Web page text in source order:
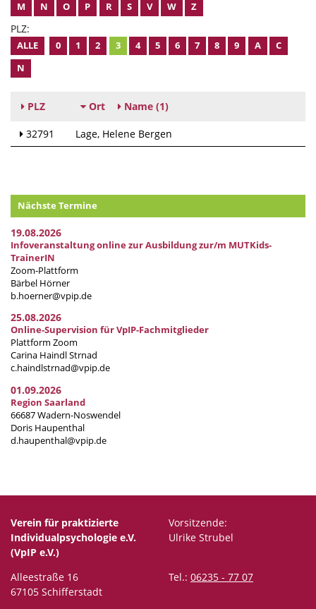
M
N O P R S V W Z
PLZ:
ALLE 0 1 2 3 4 5 6 7 8 9 A
C
N
PLZ Ort Name (1)
32791 Lage Helene Bergen
Nächste Termine
19.08.2026
Infoveranstaltung online zur Ausbildung zur/m MUTKids-
TrainerIN
Zoom-Plattform
Bärbel Hörner
b.hoerner@vpip.de
25.08.2026
Online-Supervision für VpIP-Fachmitglieder
Plattform Zoom
Carina Haindl Strnad
c.haindlstrnad@vpip.de
01.09.2026
Region Saarland
66687 Wadern-Noswendel
Doris Haupenthal
d.haupenthal@vpip.de
Verein für praktizierte
Individualpsychologie e.V.
(VpIP e.V.)
Vorsitzende:
Ulrike Strubel
Alleestraße 16
67105 Schifferstadt
Tel.: 06235 - 77 07